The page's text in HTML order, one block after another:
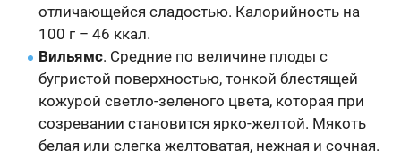
отличающейся сладостью. Калорийность на
100 г – 46 ккал.
Вильямс. Средние по величине плоды с
бугристой поверхностью, тонкой блестящей
кожурой светло-зеленого цвета, которая при
созревании становится ярко-желтой. Мякоть
белая или слегка желтоватая, нежная и сочная.